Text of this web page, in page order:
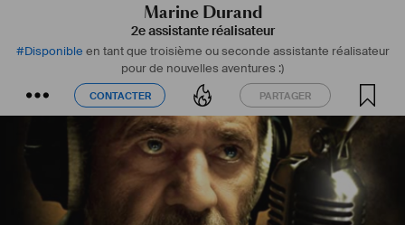
Marine Durand
2e assistante réalisateur
#Disponible en tant que troisième ou seconde assistante réalisateur
pour de nouvelles aventures :)
CONTACTER PARTAGER
CONTACTER PARTAGER